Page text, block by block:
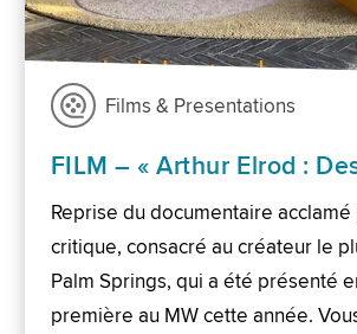
Films & Presentations
FILM – « Arthur Elrod :
Reprise du documentaire acclamé
critique, consacré au créateur le
Palm Springs, qui a été présenté
première au MW cette année.